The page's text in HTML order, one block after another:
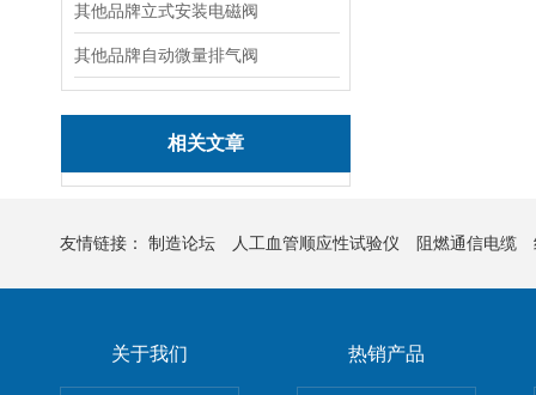
其他品牌立式安装电磁阀
其他品牌自动微量排气阀
相关文章
友情链接： 制造论坛 人工血管顺应性试验仪 阻燃通信电缆
关于我们 热销产品